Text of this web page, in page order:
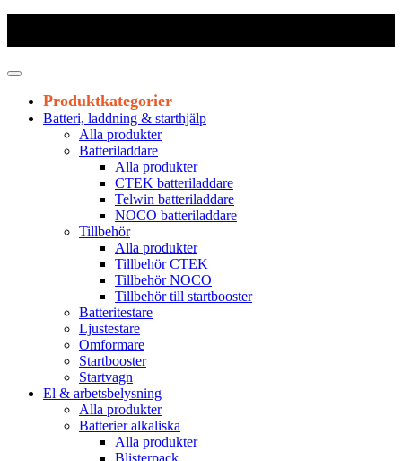
Produktkategorier
Batteri, laddning & starthjälp
Alla produkter
Batteriladdare
Alla produkter
CTEK batteriladdare
Telwin batteriladdare
NOCO batteriladdare
Tillbehör
Alla produkter
Tillbehör CTEK
Tillbehör NOCO
Tillbehör till startbooster
Batteritestare
Ljustestare
Omformare
Startbooster
Startvagn
El & arbetsbelysning
Alla produkter
Batterier alkaliska
Alla produkter
Blisterpack